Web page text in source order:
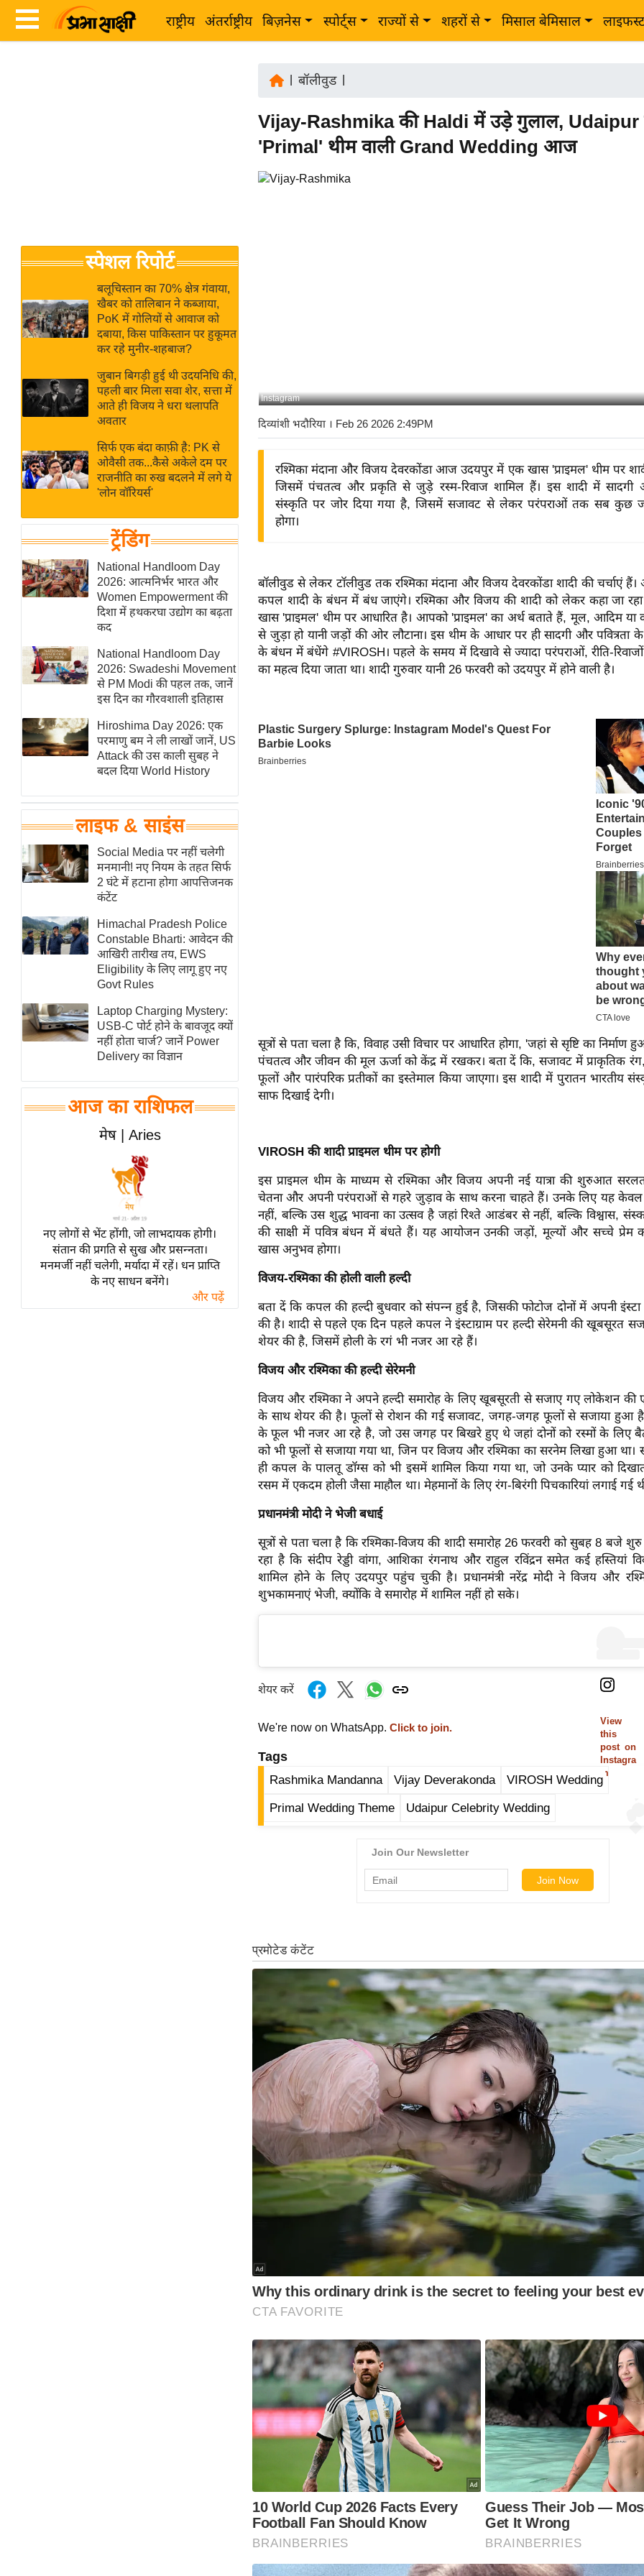
राष्ट्रीय अंतर्राष्ट्रीय बिज़नेस स्पोर्ट्स राज्यों से शहरों से मिसाल बेमिसाल
Breaking
News in
Hindi
Hindi
Videos
जगत
राय
बजट
IPL
2026
ई-पेपर
मिसाल बेमिसाल
शख्सियत
यंग इंडिया
साहित्य जगत
ऑटो वर्ल्ड
न्यूज ब्रीफ
मनोरंजन जगत
बॉलीवुड
हॉलीवुड
फिल्म समीक्षा
Breaking
News
लाइफस्टाइल
टेक्नॉलॉजी
घरेलू नुस्खे
पर्यटन स्थल
फिटनेस मंत्रा
रिलेशनशिप
राजनीति
विश्लेषण
समसामयिक
मातृभूमि
एम.
आर.
आई.
समीक्षा
धर्म
ज्योतिष
त्योहार
राशिफल
विशेष
स्पेशल रिपोर्ट
बलूचिस्तान का 70% क्षेत्र गंवाया,
खैबर को तालिबान ने कब्जाया,
PoK में गोलियों से आवाज को
दबाया, किस पाकिस्तान पर हुकूमत
कर रहे मुनीर-शहबाज?
जुबान बिगड़ी हुई थी उदयनिधि की,
पहली बार मिला सवा शेर, सत्ता में
आते ही विजय ने धरा थलापति
अवतार
सिर्फ एक बंदा काफ़ी है: PK से
ओवैसी तक...कैसे अकेले दम पर
राजनीति का रुख बदलने में लगे ये
'लोन वॉरियर्स'
ट्रेंडिंग
National Handloom Day
2026: आत्मनिर्भर भारत और
Women Empowerment की
दिशा में हथकरघा उद्योग का बढ़ता
कद
National Handloom Day
2026: Swadeshi Movement
से PM Modi की पहल तक, जानें
इस दिन का गौरवशाली इतिहास
Hiroshima Day 2026: एक
परमाणु बम ने ली लाखों जानें, US
Attack की उस काली सुबह ने
बदल दिया World History
लाइफ & साइंस
Social Media पर नहीं चलेगी
मनमानी! नए नियम के तहत सिर्फ
2 घंटे में हटाना होगा आपत्तिजनक
कंटेंट
Himachal Pradesh Police
Constable Bharti: आवेदन की
आखिरी तारीख तय, EWS
Eligibility के लिए लागू हुए नए
Govt Rules
Laptop Charging Mystery:
USB-C पोर्ट होने के बावजूद क्यों
नहीं होता चार्ज? जानें Power
Delivery का विज्ञान
आज का राशिफल
मेष | Aries
नए लोगों से भेंट होंगी, जो लाभदायक होगी।
संतान की प्रगति से सुख और प्रसन्नता।
मनमर्जी नहीं चलेगी, मर्यादा में रहें। धन प्राप्ति
के नए साधन बनेंगे।
और पढ़ें
बॉलीवुड|
Vijay-Rashmika की Haldi में उड़े गुलाल, Udaipur
'Primal' थीम वाली Grand Wedding आज
Instagram
दिव्यांशी भदौरिया । Feb 26 2026 2:49PM
रश्मिका मंदाना और विजय देवरकोंडा आज उदयपुर में एक खास 'प्राइमल' थीम पर
जिसमें पंचतत्व और प्रकृति से जुड़े रस्म-रिवाज शामिल हैं। इस शादी में सादगी
संस्कृति पर जोर दिया गया है, जिसमें सजावट से लेकर परंपराओं तक सब कुछ
होगा।
बॉलीवुड से लेकर टॉलीवुड तक रश्मिका मंदाना और विजय देवरकोंडा शादी की चर्चाएं
कपल शादी के बंधन में बंध जाएंगे। रश्मिका और विजय की शादी को लेकर कहा जा
खास 'प्राइमल' थीम पर आधारित है। आपको 'प्राइमल' का अर्थ बताते हैं, मूल, आदिम
से जुड़ा हो यानी जड़ों की ओर लौटाना। इस थीम के आधार पर ही सादगी और पवित्रता के
के बंधन में बंधेंगे #VIROSH। पहले के समय में दिखावे से ज्यादा परंपराओं, रीति-
का महत्व दिया जाता था। शादी गुरुवार यानी 26 फरवरी को उदयपुर में होने वाली है।
सूत्रों से पता चला है कि, विवाह उसी विचार पर आधारित होगा, 'जहां से सृष्टि का निर्माण
पंचतत्व और जीवन की मूल ऊर्जा को केंद्र में रखकर। बता दें कि, सजावट में प्राकृतिक रंग,
फूलों और पारंपरिक प्रतीकों का इस्तेमाल किया जाएगा। इस शादी में पुरातन भारतीय
साफ दिखाई देगी।
VIROSH की शादी प्राइमल थीम पर होगी
इस प्राइमल थीम के माध्यम से रश्मिका और विजय अपनी नई यात्रा की शुरुआत
चेतना और अपनी परंपराओं से गहरे जुड़ाव के साथ करना चाहते हैं। उनके लिए यह केवल
नहीं, बल्कि उस शुद्ध भावना का उत्सव है जहां रिश्ते आडंबर से नहीं, बल्कि विश्वास,
की साक्षी में पवित्र बंधन में बंधते हैं। यह आयोजन उनकी जड़ों, मूल्यों और सच्चे प्रेम
खास अनुभव होगा।
विजय-रश्मिका की होली वाली हल्दी
बता दें कि कपल की हल्दी बुधवार को संपन्न हुई है, जिसकी फोटोज दोनों में अपनी इंस्टा
की है। शादी से पहले एक दिन पहले कपल ने इंस्टाग्राम पर हल्दी सेरेमनी की खूबसूरत
शेयर की है, जिसमें होली के रगं भी नजर आ रहे हैं।
विजय और रश्मिका की हल्दी सेरेमनी
विजय और रश्मिका ने अपने हल्दी समारोह के लिए खूबसूरती से सजाए गए लोकेशन
के साथ शेयर की है। फूलों से रोशन की गई सजावट, जगह-जगह फूलों से सजाया हुआ
के फूल भी नजर आ रहे है, जो उस जगह पर बिखरे हुए थे जहां दोनों को रस्मों के लिए
को भी फूलों से सजाया गया था, जिन पर विजय और रश्मिका का सरनेम लिखा हुआ था।
ही कपल के पालतू डॉग्स को भी इसमें शामिल किया गया था, जो उनके प्यार को
रसम में एकदम होली जैसा माहौल था। मेहमानों के लिए रंग-बिरंगी पिचकारियां लगाई गई
प्रधानमंत्री मोदी ने भेजी बधाई
सूत्रों से पता चला है कि रश्मिका-विजय की शादी समारोह 26 फरवरी को सुबह 8 बजे शुरु
रहा है कि संदीप रेड्डी वांगा, आशिका रंगनाथ और राहुल रविंद्रन समेत कई हस्तियां
शामिल होने के लिए उदयपुर पहुंच चुकी है। प्रधानमंत्री नरेंद्र मोदी ने विजय और
शुभकामनाएं भेजी, क्योंकि वे समारोह में शामिल नहीं हो सके।
View
this
post on
Instagra
m
शेयर करें
We're now on WhatsApp. Click to join.
Tags
Rashmika Mandanna Vijay Deverakonda VIROSH Wedding
Primal Wedding Theme Udaipur Celebrity Wedding